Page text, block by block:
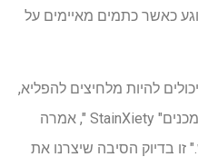
כאשר כתמים מאיימים על
להיות מלחיצים להפליא,
ולעתים קרובות להוביל למה שאנו מכנים" StainXiety ", אמרה
זו בדיוק הסיבה שיצרנו את